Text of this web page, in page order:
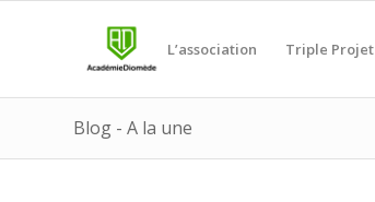
L’association Triple Projet
Blog - A la une